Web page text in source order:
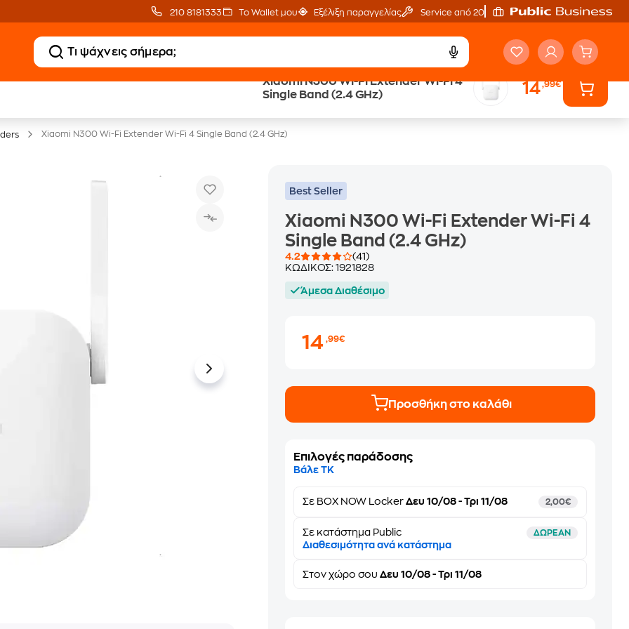
210 8181333 Το Wallet μου Εξέλιξη παραγγελίας Service από 20'
Xiaomi N300 Wi-Fi Extender Wi-Fi 4
Single Band (2.4 GHz)
14,99€
Public επιστροφή €
Xiaomi N300 Wi-Fi Extender Wi-Fi 4 Single Band (2.4 GHz)
Best Seller
Xiaomi N300 Wi-Fi Extender Wi-Fi 4
Single Band (2.4 GHz)
4.2
(41)
ΚΩΔΙΚΟΣ:1921828
Άμεσα Διαθέσιμο
14,99€
Προσθήκη στο καλάθι
Επιλογές παράδοσης
Βάλε ΤΚ
Σε BOX NOW Locker Δευ 10/08 - Τρι 11/08 2,00€
Σε κατάστημα Public ΔΩΡΕΑΝ
Διαθεσιμότητα ανά κατάστημα
Στονχώρο σου Δευ 10/08 - Τρι 11/08